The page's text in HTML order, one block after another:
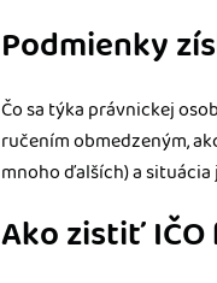
Podmienky
Čo sa týka právnickej
ručením obmedzeným,
mnoho ďalších) a
Ako zistiť